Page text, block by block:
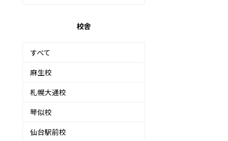
校舎
すべて
麻生校
札幌大通校
琴似校
仙台駅前校